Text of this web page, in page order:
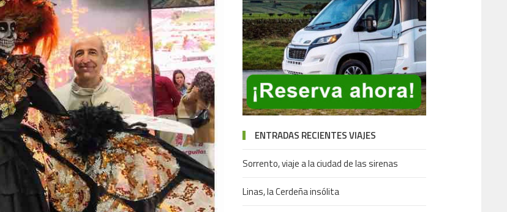
ENTRADAS RECIENTES VIAJES
Sorrento, viaje a la ciudad de las sirenas
Linas, la Cerdeña insólita